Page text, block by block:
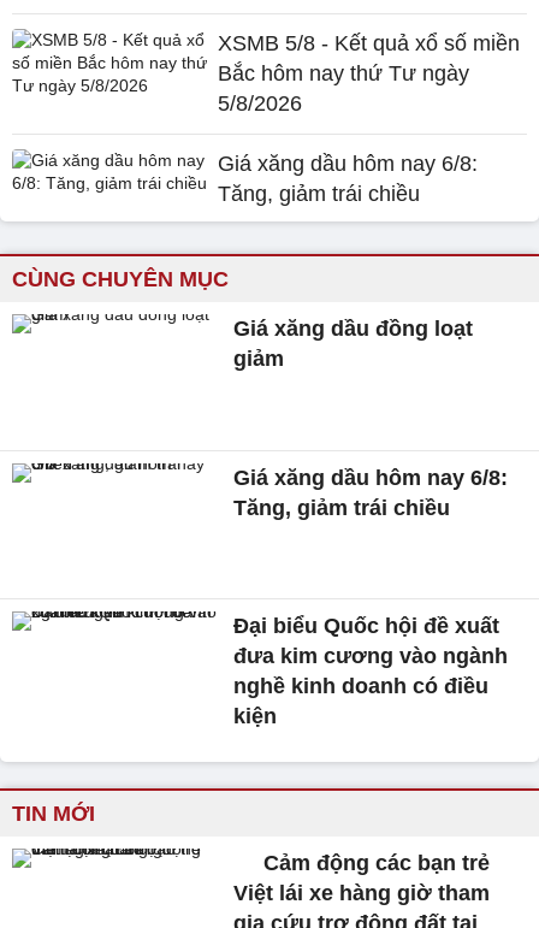
XSMB 5/8 - Kết quả xổ số miền
Bắc hôm nay thứ Tư ngày
5/8/2026
Giá xăng dầu hôm nay 6/8:
Tăng, giảm trái chiều
CÙNG CHUYÊN MỤC
Giá xăng dầu đồng loạt
giảm
Giá xăng dầu hôm nay 6/8:
Tăng, giảm trái chiều
Đại biểu Quốc hội đề xuất
đưa kim cương vào ngành
nghề kinh doanh có điều
kiện
TIN MỚI
Cảm động các bạn trẻ
Việt lái xe hàng giờ tham